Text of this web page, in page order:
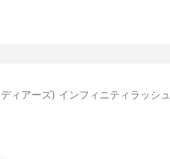
ディアーズ) インフィニティラッシュ